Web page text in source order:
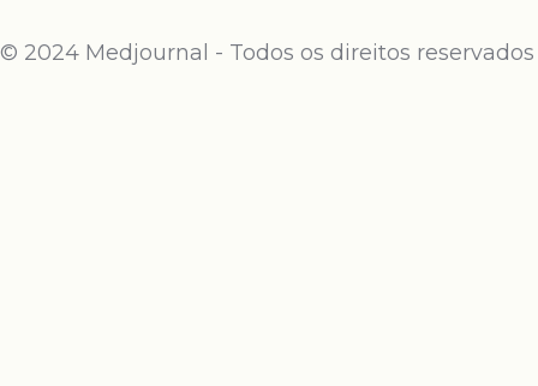
© 2024 Medjournal - Todos os direitos reservados